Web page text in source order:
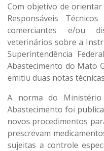
Com objetivo de
Responsáveis
comerciantes e/ou
veterinários sobre a
Superintendência
Abastecimento do Mato
emitiu duas notas
A norma do
Abastecimento foi
novos procedimentos
prescrevam
sujeitas a controle